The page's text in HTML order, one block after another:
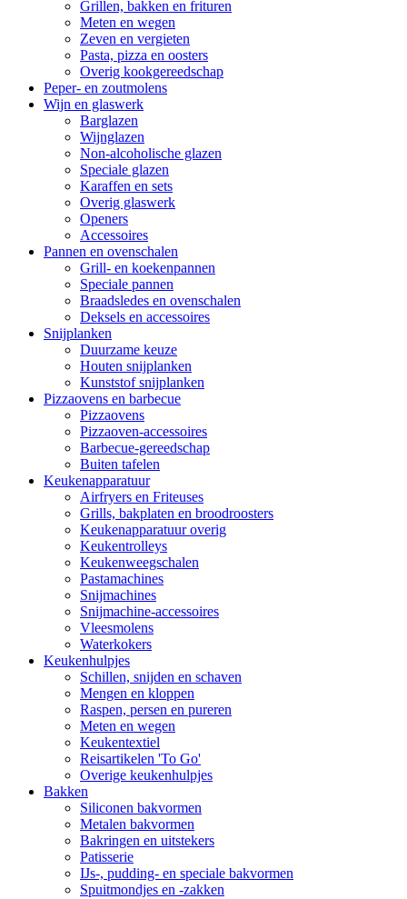
Grillen, bakken en frituren
Meten en wegen
Zeven en vergieten
Pasta, pizza en oosters
Overig kookgereedschap
Peper- en zoutmolens
Wijn en glaswerk
Barglazen
Wijnglazen
Non-alcoholische glazen
Speciale glazen
Karaffen en sets
Overig glaswerk
Openers
Accessoires
Pannen en ovenschalen
Grill- en koekenpannen
Speciale pannen
Braadsledes en ovenschalen
Deksels en accessoires
Snijplanken
Duurzame keuze
Houten snijplanken
Kunststof snijplanken
Pizzaovens en barbecue
Pizzaovens
Pizzaoven-accessoires
Barbecue-gereedschap
Buiten tafelen
Keukenapparatuur
Airfryers en Friteuses
Grills, bakplaten en broodroosters
Keukenapparatuur overig
Keukentrolleys
Keukenweegschalen
Pastamachines
Snijmachines
Snijmachine-accessoires
Vleesmolens
Waterkokers
Keukenhulpjes
Schillen, snijden en schaven
Mengen en kloppen
Raspen, persen en pureren
Meten en wegen
Keukentextiel
Reisartikelen 'To Go'
Overige keukenhulpjes
Bakken
Siliconen bakvormen
Metalen bakvormen
Bakringen en uitstekers
Patisserie
IJs-, pudding- en speciale bakvormen
Spuitmondjes en -zakken